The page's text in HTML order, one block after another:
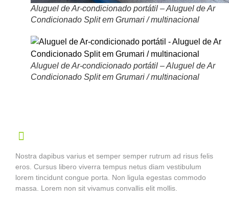
Aluguel de Ar-condicionado portátil – Aluguel de Ar
Condicionado Split em Grumari / multinacional
Aluguel de Ar-condicionado portátil – Aluguel de Ar
Condicionado Split em Grumari / multinacional
Nostra dapibus varius et semper semper rutrum ad risus felis
eros. Cursus libero viverra tempus netus diam vestibulum
lorem tincidunt congue porta. Non ligula egestas commodo
massa. Lorem non sit vivamus convallis elit mollis.